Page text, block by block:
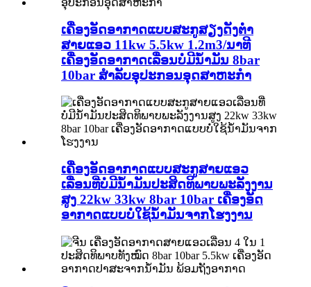
ເຄື່ອງອັດອາກາດແບບສະກູສຽງດັງຕ່ຳ
ສາຍແອວ 11kw 5.5kw 1.2m3/ນາທີ
ເຄື່ອງອັດອາກາດເລື່ອນບໍ່ມີນ້ຳມັນ 8bar
10bar ສຳລັບອຸປະກອນອຸດສາຫະກຳ
ເຄື່ອງອັດອາກາດແບບສະກູສາຍແອວ
ເລື່ອນທີ່ບໍ່ມີນ້ຳມັນປະສິດທິພາບພະລັງງານ
ສູງ 22kw 33kw 8bar 10bar ເຄື່ອງອັດ
ອາກາດແບບບໍ່ໃຊ້ນ້ຳມັນຈາກໂຮງງານ